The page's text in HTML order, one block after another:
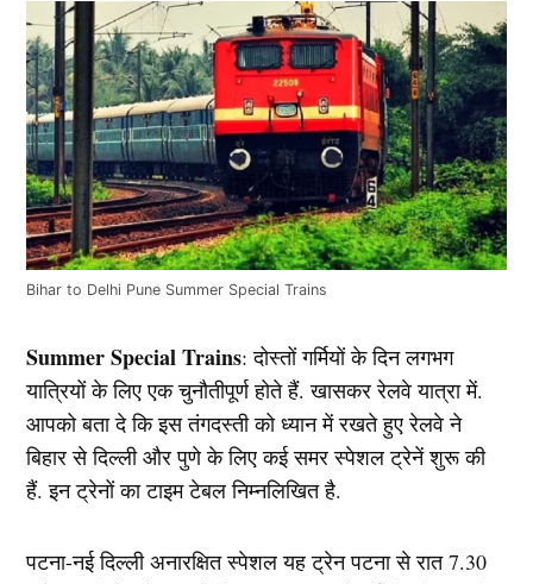
Bihar to Delhi Pune Summer Special Trains
Summer Special Trains: दोस्तों गर्मियों के दिन लगभग
यात्रियों के लिए एक चुनौतीपूर्ण होते हैं. खासकर रेलवे यात्रा में.
आपको बता दे कि इस तंगदस्ती को ध्यान में रखते हुए रेलवे ने
बिहार से दिल्ली और पुणे के लिए कई समर स्पेशल ट्रेनें शुरू की
हैं. इन ट्रेनों का टाइम टेबल निम्नलिखित है.
पटना-नई दिल्ली अनारक्षित स्पेशल यह ट्रेन पटना से रात 7.30